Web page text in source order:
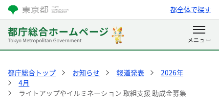
都全体で探す
都庁総合トップ お知らせ 報道発表
2026年
4月
ライトアップやイルミネーション 取組支援 助成金募集